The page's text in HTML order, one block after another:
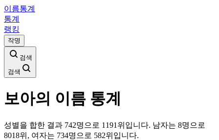
이름통계
통계
랭킹
작명
검색
검색
보아의 이름 통계
성별을 합한 결과 742명으로 1191위입니다. 남자는 8명으로
8018위, 여자는 734명으로 582위입니다.